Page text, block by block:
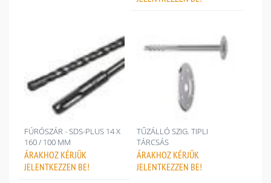
FÚRÓSZÁR - SDS-PLUS 14 X
160 / 100 MM
ÁRAKHOZ KÉRJÜK
JELENTKEZZEN BE!
TŰZÁLLÓ SZIG. TIPLI
TÁRCSÁS
ÁRAKHOZ KÉRJÜK
JELENTKEZZEN BE!